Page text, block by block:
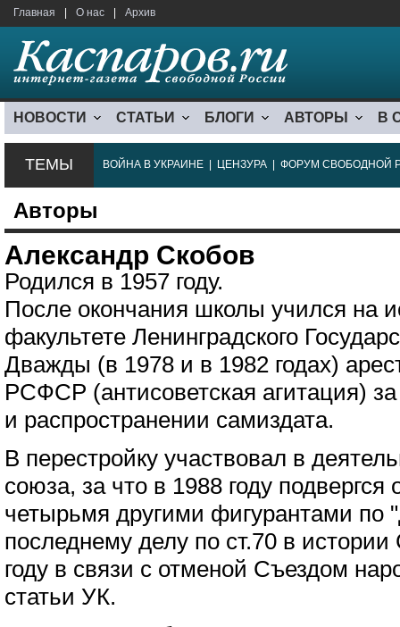
Главная О нас Архив
НОВОСТИ СТАТЬИ БЛОГИ АВТОРЫ В
ТЕМЫ ВОЙНА В УКРАИНЕ ЦЕНЗУРА ФОРУМ СВОБОДНОЙ
Авторы
Александр Скобов
Родился в 1957 году.
После окончания школы учился на
факультете Ленинградского
Дважды (в 1978 и в 1982 годах)
РСФСР (антисоветская агитация) за
и распространении самиздата.
В перестройку участвовал в
союза, за что в 1988 году подвергся
четырьмя другими фигурантами
последнему делу по ст.70 в
году в связи с отменой Съездом
статьи УК.